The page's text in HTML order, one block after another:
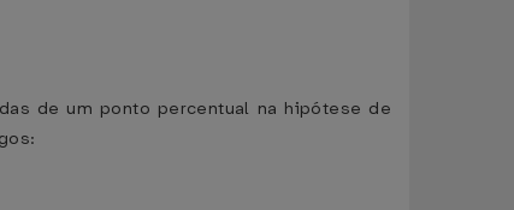
de um ponto percentual na hipótese de